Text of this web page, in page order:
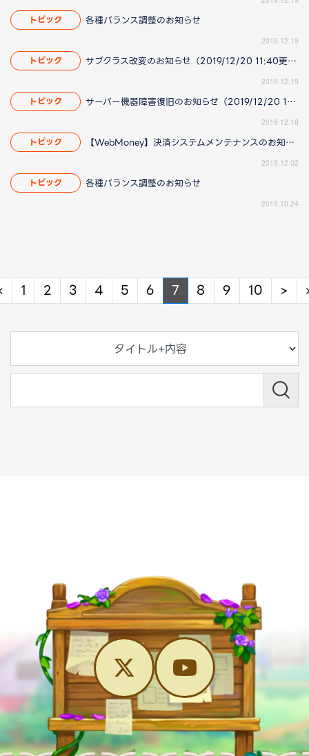
トピック 各種バランス調整のお知らせ
2019.12.19
トピック サブクラス改変のお知らせ（2019/12/20 11:40更新）
2019.12.19
トピック サーバー機器障害復旧のお知らせ（2019/12/20 15:38更新）
2019.12.18
トピック 【WebMoney】決済システムメンテナンスのお知らせ
2019.12.02
トピック 各種バランス調整のお知らせ
2019.10.24
Previous
1 2 3 4 5 6 7 8 9 10 >